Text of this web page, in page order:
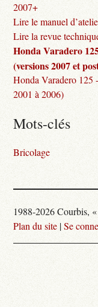
2007+
Lire le manuel
Lire la revue
Honda Varadero
(versions 2007 et
Honda Varadero 125
2001 à 2006)
Mots-clés
Bricolage
1988-2026 Courbis,
Plan du site |Se